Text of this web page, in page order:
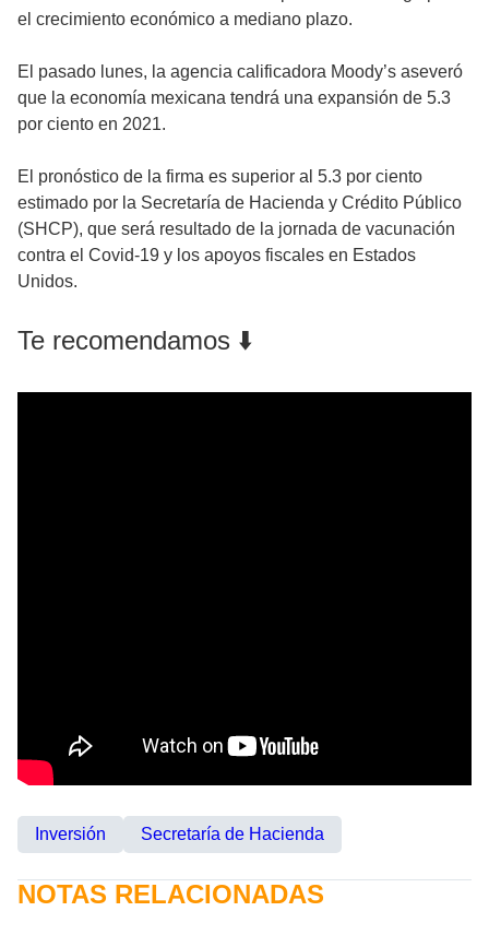
el crecimiento económico a mediano plazo.
El pasado lunes, la agencia calificadora Moody’s aseveró
que la economía mexicana tendrá una expansión de 5.3
por ciento en 2021.
El pronóstico de la firma es superior al 5.3 por ciento
estimado por la Secretaría de Hacienda y Crédito Público
(SHCP), que será resultado de la jornada de vacunación
contra el Covid-19 y los apoyos fiscales en Estados
Unidos.
Te recomendamos ⬇️
Inversión Secretaría de Hacienda
NOTAS RELACIONADAS